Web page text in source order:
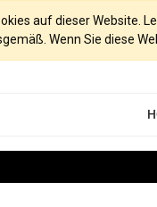
auf dieser Website.
Wenn Sie diese